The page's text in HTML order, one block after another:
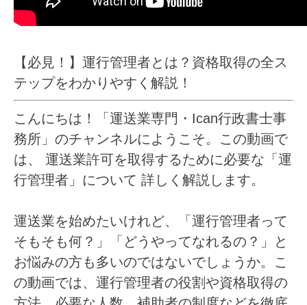
【必見！】運行管理者とは？資格取得の全ス
テップをわかりやすく解説！
こんにちは！「運送業専門・Ican行政書士事
務所」のチャンネルにようこそ。この動画で
は、 運送業許可を取得するために必要な「運
行管理者」について 詳しく解説します。
運送業を始めたいけれど、「運行管理者って
そもそも何？」「どうやってなれるの？」と
お悩みの方も多いのではないでしょうか。こ
の動画では、運行管理者の役割や資格取得の